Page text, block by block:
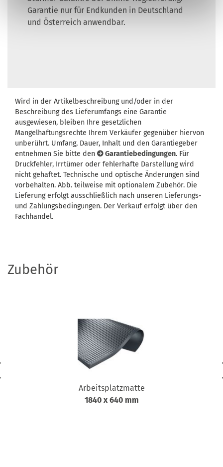
Garantie nur für Endkunden in Deutschland
und Österreich anwendbar.
Wird in der Artikelbeschreibung und/oder in der
Beschreibung des Lieferumfangs eine Garantie
ausgewiesen, bleiben Ihre gesetzlichen
Mangelhaftungsrechte Ihrem Verkäufer gegenüber hiervon
unberührt. Umfang, Dauer, Inhalt und den Garantiegeber
entnehmen Sie bitte den
Garantiebedingungen. Für
Druckfehler, Irrtümer oder fehlerhafte Darstellung wird
nicht gehaftet. Technische und optische Änderungen sind
vorbehalten. Abb. teilweise mit optionalem Zubehör. Die
Lieferung erfolgt ausschließlich nach unseren Lieferungs-
und Zahlungsbedingungen. Der Verkauf erfolgt über den
Fachhandel.
Zubehör
Arbeitsplatzmatte
1840 x 640 mm